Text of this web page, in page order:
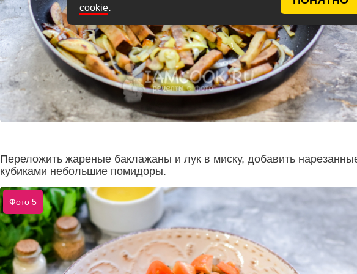
cookie.
Переложить жареные баклажаны и лук в миску, добавить
кубиками небольшие помидоры.
Фото 5